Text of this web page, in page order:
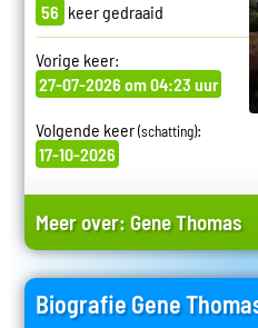
56 keer gedraaid
Vorige keer:
27-07-2026 om 04:23 uur
Volgende keer(schatting):
17-10-2026
Meer over: Gene Thomas
Biografie Gene